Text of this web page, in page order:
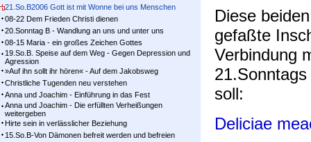
21.So.B2006 Gott ist mit Wonne bei uns Menschen
08-22 Dem Frieden Christi dienen
20.Sonntag B - Wandlung an uns und unter uns
08-15 Maria - ein großes Zeichen Gottes
19.So.B. Speise auf dem Weg - Gegen Depression und
Agression
»Auf ihn sollt ihr hören« - Auf dem Jakobsweg
Christliche Tugenden neu verstehen
Anna und Joachim - Einführung in das Fest
Anna und Joachim - Die erfüllten Verheißungen
weitergeben
Hirte sein in verlässlicher Beziehung
15.So.B-Von Dämonen befreit werden und befreien
Diese
gefaßte
Verbindung
soll:
Deliciae